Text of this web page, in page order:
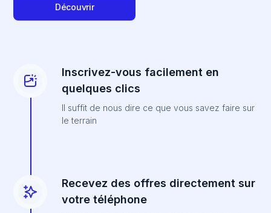
Découvrir
Inscrivez-vous facilement en
quelques clics
Il suffit de nous dire ce que vous savez faire sur
le terrain
Recevez des offres directement sur
votre téléphone